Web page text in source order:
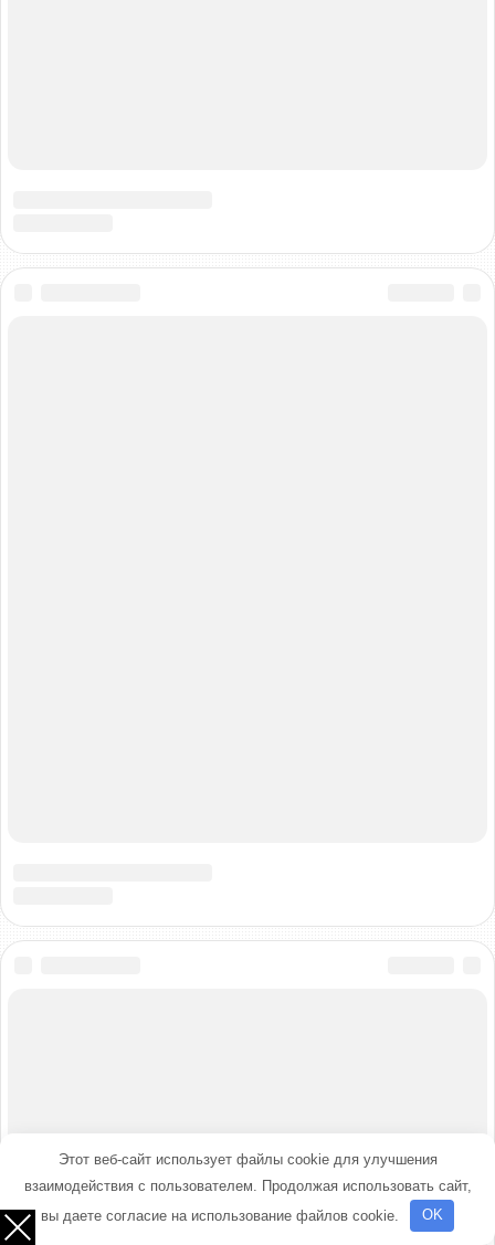
Этот веб-сайт использует файлы cookie для улучшения
взаимодействия с пользователем. Продолжая использовать сайт,
вы даете согласие на использование файлов cookie.
OK